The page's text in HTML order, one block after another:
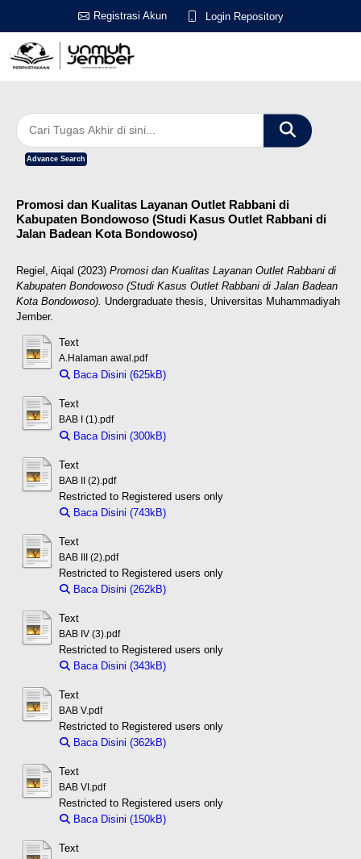
Registrasi Akun Login Repository
Advance Search
Promosi dan Kualitas Layanan Outlet Rabbani di
Kabupaten Bondowoso (Studi Kasus Outlet Rabbani di
Jalan Badean Kota Bondowoso)
Regiel, Aiqal (2023) Promosi dan Kualitas Layanan Outlet Rabbani di
Kabupaten Bondowoso (Studi Kasus Outlet Rabbani di Jalan Badean
Kota Bondowoso). Undergraduate thesis, Universitas Muhammadiyah
Jember.
Text
A.Halaman awal.pdf
Baca Disini (625kB)
Text
BAB I (1).pdf
Baca Disini (300kB)
Text
BAB II (2).pdf
Restricted to Registered users only
Baca Disini (743kB)
Text
BAB III (2).pdf
Restricted to Registered users only
Baca Disini (262kB)
Text
BAB IV (3).pdf
Restricted to Registered users only
Baca Disini (343kB)
Text
BAB V.pdf
Restricted to Registered users only
Baca Disini (362kB)
Text
BAB VI.pdf
Restricted to Registered users only
Baca Disini (150kB)
Text